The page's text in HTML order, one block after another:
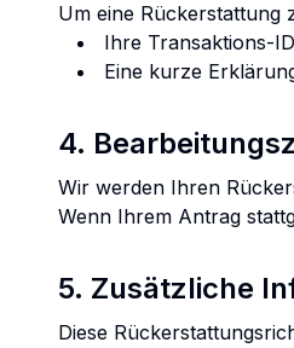
Um eine Rückerstattung
Ihre Transaktions-ID
Eine kurze
4.
Wir werden Ihren
Wenn Ihrem Antrag
5. Zusätzliche
Diese